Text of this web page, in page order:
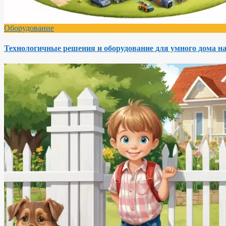
Оборудование
Технологичные решения и оборудование для умного дома